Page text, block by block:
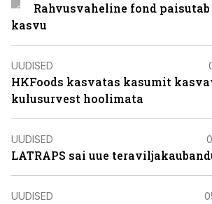
Rahvusvaheline fond paisutab
kasvu
UUDISED
HKFoods kasvatas kasumit
kulusurvest hoolimata
UUDISED
LATRAPS sai uue
UUDISED